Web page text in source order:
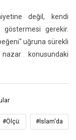
değil, kendi
gerekir.
uğruna sürekli
konusundaki
#Ölçü: #İslam'da